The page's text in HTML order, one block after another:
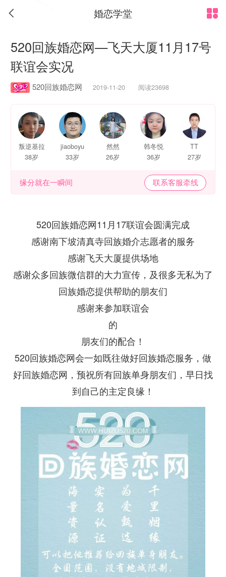
 婚恋学堂
520回族婚恋网—飞天大厦11月17号
联谊会实况
520回族婚恋网 2019-11-20 阅读23698
叛逆基拉
38岁
jiaoboyu
33岁
然然
26岁
韩冬悦
36岁
TT
27岁
缘分就在一瞬间 联系客服牵线
520回族婚恋网11月17联谊会圆满完成
感谢南下坡清真寺回族婚介志愿者的服务
感谢飞天大厦提供场地
感谢众多回族微信群的大力宣传，及很多无私为了
回族婚恋提供帮助的朋友们
感谢来参加联谊会
的
朋友们的配合！
520回族婚恋网会一如既往做好回族婚恋服务，做
好回族婚恋网，预祝所有回族单身朋友们，早日找
到自己的主定良缘！
